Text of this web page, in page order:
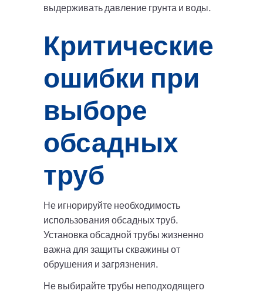
выдерживать давление грунта и воды.
Критические
ошибки при
выборе
обсадных
труб
Не игнорируйте необходимость
использования обсадных труб.
Установка обсадной трубы жизненно
важна для защиты скважины от
обрушения и загрязнения.
Не выбирайте трубы неподходящего